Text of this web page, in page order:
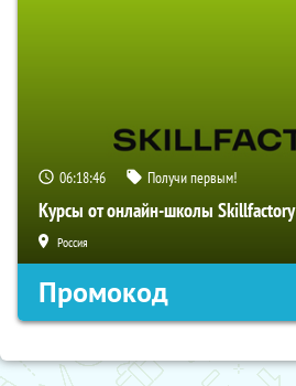
06:18:46 Получи первым!
Курсы от онлайн-школы Skillfactory
Россия
Промокод